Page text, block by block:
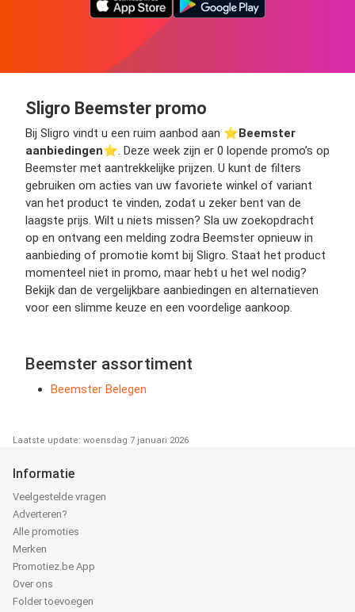
Sligro Beemster promo
Bij Sligro vindt u een ruim aanbod aan ⭐️Beemster
aanbiedingen⭐️. Deze week zijn er 0 lopende promo’s op
Beemster met aantrekkelijke prijzen. U kunt de filters
gebruiken om acties van uw favoriete winkel of variant
van het product te vinden, zodat u zeker bent van de
laagste prijs. Wilt u niets missen? Sla uw zoekopdracht
op en ontvang een melding zodra Beemster opnieuw in
aanbieding of promotie komt bij Sligro. Staat het product
momenteel niet in promo, maar hebt u het wel nodig?
Bekijk dan de vergelijkbare aanbiedingen en alternatieven
voor een slimme keuze en een voordelige aankoop.
Beemster assortiment
Beemster Belegen
Laatste update: woensdag 7 januari 2026
Informatie
Veelgestelde vragen
Adverteren?
Alle promoties
Merken
Promotiez.be App
Over ons
Folder toevoegen